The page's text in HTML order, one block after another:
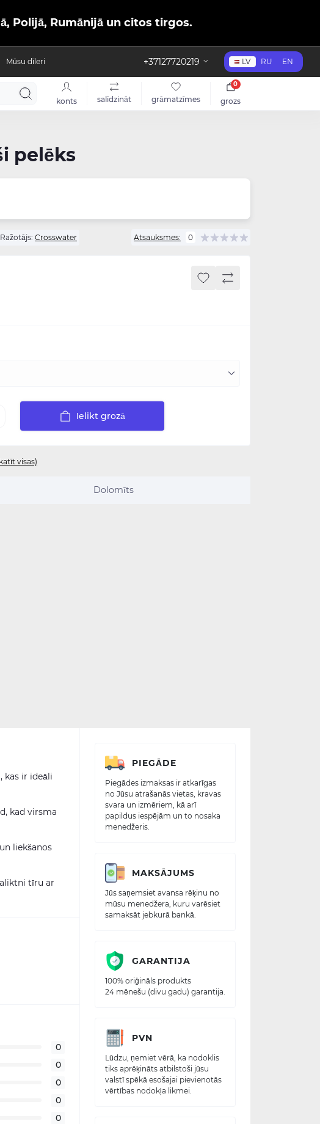
Polijā, Rumānijā un citos tirgos.
Mūsu dīleri +37127720219 LV RU EN
konts salīdzināt grāmatzīmes grozs
0
pelēks
Ražotājs: Crosswater Atsauksmes: 0
Ielikt grozā
visas)
Dolomīts
kas ir ideāli
kad virsma
liekšanos
tīru ar
0
0
0
0
0
PIEGĀDE
Piegādes izmaksas ir atkarīgas
no Jūsu atrašanās vietas, kravas
svara un izmēriem, kā arī
papildus iespējām un to nosaka
menedžeris.
MAKSĀJUMS
Jūs saņemsiet avansa rēķinu no
mūsu menedžera, kuru varēsiet
samaksāt jebkurā bankā.
GARANTIJA
100% oriģināls produkts
24 mēnešu (divu gadu) garantija.
PVN
Lūdzu, ņemiet vērā, ka nodoklis
tiks aprēķināts atbilstoši jūsu
valstī spēkā esošajai pievienotās
vērtības nodokļa likmei.